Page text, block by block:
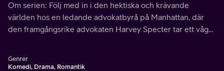
Om serien: Följ med in i den hektiska och krävande
världen hos en ledande advokatbyrå på Manhattan, där
den framgångsrike advokaten Harvey Specter tar ett vågat
Genrer
Komedi, Drama, Romantik